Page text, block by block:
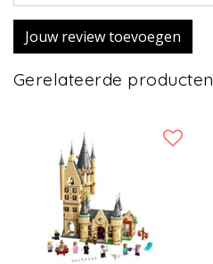
Jouw review toevoegen
Gerelateerde producten